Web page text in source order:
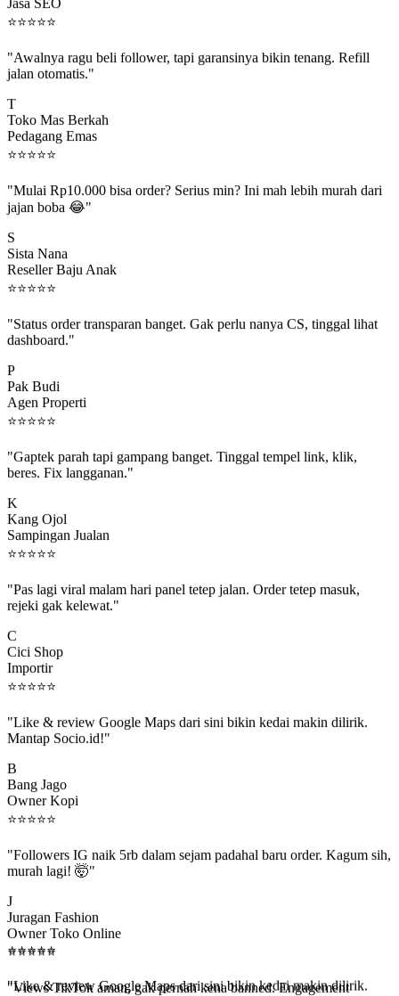
⭐⭐⭐⭐⭐
jalan otomatis."
Toko Mas Berkah
Pedagang Emas
⭐⭐⭐⭐⭐
jajan boba 😂"
Sista Nana
Reseller Baju Anak
⭐⭐⭐⭐⭐
dashboard."
Pak Budi
Agen Properti
⭐⭐⭐⭐⭐
beres. Fix langganan."
Kang Ojol
Sampingan Jualan
⭐⭐⭐⭐⭐
rejeki gak kelewat."
Cici Shop
Importir
⭐⭐⭐⭐⭐
Mantap Socio.id!"
Bang Jago
Owner Kopi
⭐⭐⭐⭐ ⭐
murah lagi! 🤯"
Juragan Fashion
Owner Toko Online
⭐⭐⭐⭐ ⭐
beneran naik, algoritma suka."
⭐ ⭐ ⭐ ⭐ ⭐